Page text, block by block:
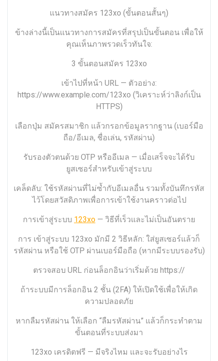
แนวทางสมัคร 123xo (ขั้นตอนสั้นๆ)
ข้างล่างนี้เป็นแนวทางการสมัครที่สรุปเป็นขั้นตอน เพื่อให้
คุณเห็นภาพรวดเร็วทันใจ:
3 ขั้นตอนสมัคร 123xo
เข้าไปที่หน้า URL — ตัวอย่าง:
https://www.example.com/123xo (วิเคราะห์ว่าลิงก์เป็น
HTTPS)
เลือกปุ่ม สมัครสมาชิก แล้วกรอกข้อมูลรากฐาน (เบอร์มือ
ถือ/อีเมล, ชื่อเล่น, รหัสผ่าน)
รับรองตัวตนด้วย OTP หรืออีเมล — เมื่อเสร็จจะได้รับ
ยูสเซอร์สำหรับเข้าสู่ระบบ
เคล็ดลับ: ใช้รหัสผ่านที่ไม่ซ้ำกับอีเมลอื่น รวมทั้งบันทึกรหัส
ไว้โดยสวัสดิภาพเพื่อการเข้าใช้งานคราวต่อไป
การเข้าสู่ระบบ 123xo — วิธีที่เร็วและไม่เป็นอันตราย
การ เข้าสู่ระบบ 123xo มักมี 2 วิธีหลัก: ใส่ยูสเซอร์แล้วก็
รหัสผ่าน หรือใช้ OTP ผ่านเบอร์มือถือ (หากมีระบบรองรับ)
ตรวจสอบ URL ก่อนล็อกอินว่าเริ่มด้วย https://
ถ้าระบบมีการล็อกอิน 2 ชั้น (2FA) ให้เปิดใช้เพื่อให้เกิด
ความปลอดภัย
หากลืมรหัสผ่าน ให้เลือก “ลืมรหัสผ่าน” แล้วก็กระทำตาม
ขั้นตอนที่ระบบส่งมา
123xo เครดิตฟรี — มีจริงไหม และจะรับอย่างไร